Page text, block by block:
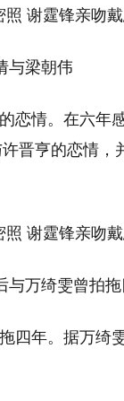
梁朝伟
恋情。在六年
晋亨的恋情，
万绮雯曾拍拖
四年。据万绮